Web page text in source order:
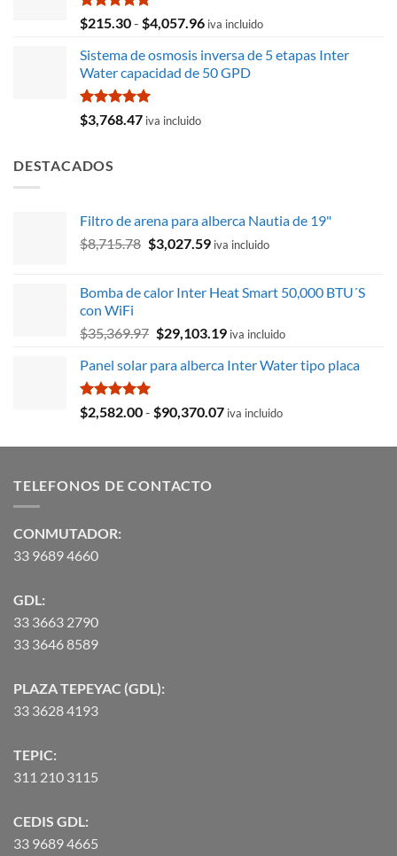
$9,582.81.$8,654.12.
Valorado
con
de 5
$215.30- $4,057.96Rango
precios:
desde
iva incluido
Sistema de osmosis inversa de 5 etapas Inter
Water capacidad de 50 GPD
Valorado
con
$3,768.47 iva incluido
DESTACADOS
Filtro de arena para alberca Nautia de 19"
$8,715.78 El
era:
$3,027.59El
es:
iva incluido
Bomba de calor Inter Heat Smart 50,000 BTU´S
con WiFi
$35,369.97 El
original
$35,369.97.
$29,103.19El
actual
$29,103.19.
iva incluido
Panel solar para alberca Inter Water tipo placa
Valorado
con
$2,582.00- $90,370.07Rango
precios:
iva incluido
TELEFONOS DE CONTACTO
CONMUTADOR:
33 9689 4660
GDL:
33 3663 2790
33 3646 8589
PLAZA TEPEYAC (GDL):
33 3628 4193
TEPIC:
311 210 3115
CEDIS GDL:
33 9689 4665